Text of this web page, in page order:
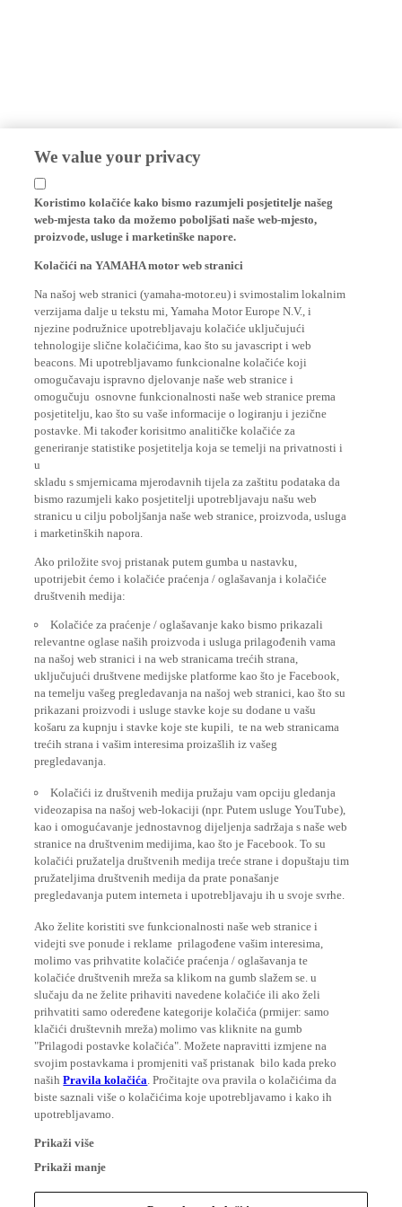
We value your privacy
Koristimo kolačiće kako bismo razumjeli posjetitelje našeg
web-mjesta tako da možemo poboljšati naše web-mjesto,
proizvode, usluge i marketinške napore.
Kolačići na YAMAHA motor web stranici
Na našoj web stranici (yamaha-motor.eu) i svimostalim lokalnim
verzijama dalje u tekstu mi, Yamaha Motor Europe N.V., i
njezine podružnice upotrebljavaju kolačiće uključujući
tehnologije slične kolačićima, kao što su javascript i web
beacons. Mi upotrebljavamo funkcionalne kolačiće koji
omogučavaju ispravno djelovanje naše web stranice i
omogučuju osnovne funkcionalnosti naše web stranice prema
posjetitelju, kao što su vaše informacije o logiranju i jezične
postavke. Mi također korisitmo analitičke kolačiće za
generiranje statistike posjetitelja koja se temelji na privatnosti i
skladu s smjernicama mjerodavnih tijela za zaštitu podataka da
bismo razumjeli kako posjetitelji upotrebljavaju našu web
stranicu u cilju poboljšanja naše web stranice, proizvoda, usluga
i marketinških napora.
Ako priložite svoj pristanak putem gumba u nastavku,
upotrijebit ćemo i kolačiće praćenja / oglašavanja i kolačiće
društvenih medija:
Kolačiće za praćenje / oglašavanje kako bismo prikazali
relevantne oglase naših proizvoda i usluga prilagođenih vama
na našoj web stranici i na web stranicama trećih strana,
uključujući društvene medijske platforme kao što je Facebook,
na temelju vašeg pregledavanja na našoj web stranici, kao što su
prikazani proizvodi i usluge stavke koje su dodane u vašu
košaru za kupnju i stavke koje ste kupili, te na web stranicama
trećih strana i vašim interesima proizašlih iz vašeg
pregledavanja.
Kolačići iz društvenih medija pružaju vam opciju gledanja
videozapisa na našoj web-lokaciji (npr. Putem usluge YouTube),
kao i omogućavanje jednostavnog dijeljenja sadržaja s naše web
stranice na društvenim medijima, kao što je Facebook. To su
kolačići pružatelja društvenih medija treće strane i dopuštaju tim
pružateljima društvenih medija da prate ponašanje
pregledavanja putem interneta i upotrebljavaju ih u svoje svrhe.
Ako želite koristiti sve funkcionalnosti naše web stranice i
videjti sve ponude i reklame prilagođene vašim interesima,
molimo vas prihvatite kolačiće praćenja / oglašavanja te
kolačiće društvenih mreža sa klikom na gumb slažem se. u
slučaju da ne želite prihaviti navedene kolačiće ili ako želi
prihvatiti samo odeređene kategorije kolačića (prmijer: samo
klačići društevnih mreža) molimo vas kliknite na gumb
"Prilagodi postavke kolačića". Možete napravitti izmjene na
svojim postavkama i promjeniti vaš pristanak bilo kada preko
našihPravila kolačića
. Pročitajte ova pravila o kolačićima da
biste saznali više o kolačićima koje upotrebljavamo i kako ih
upotrebljavamo.
Prikaži više
Prikaži manje